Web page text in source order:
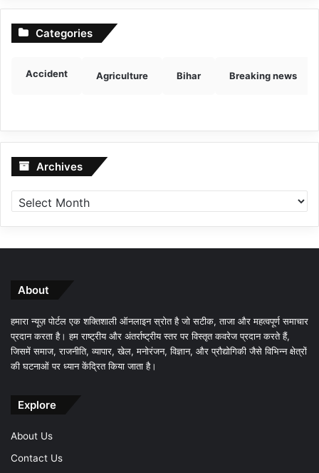
Categories
Accident Agriculture Bihar Breaking news
Archives Archives
About
हमारा न्यूज़ पोर्टल एक शक्तिशाली ऑनलाइन स्रोत है जो सटीक, ताजा और महत्वपूर्ण समाचार
प्रदान करता है। हम राष्ट्रीय और अंतर्राष्ट्रीय स्तर पर विस्तृत कवरेज प्रदान करते हैं,
जिसमें समाज, राजनीति, व्यापार, खेल, मनोरंजन, विज्ञान, और प्रौद्योगिकी जैसे विभिन्न क्षेत्रों
की घटनाओं पर ध्यान केंद्रित किया जाता है।
Explore
About Us
Contact Us